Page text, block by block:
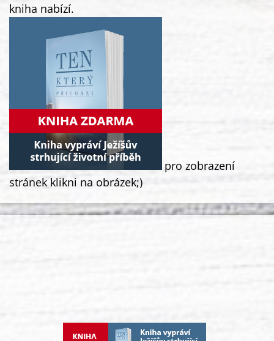
kniha nabízí.
pro zobrazení
stránek klikni na obrázek;)